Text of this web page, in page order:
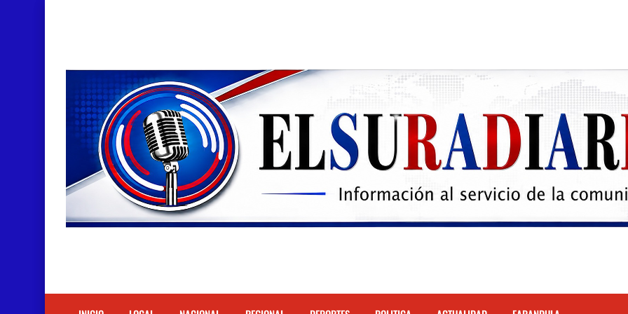
Doctora Magandys Cuevas maltrata pacientes en el Hospital de Cabral.